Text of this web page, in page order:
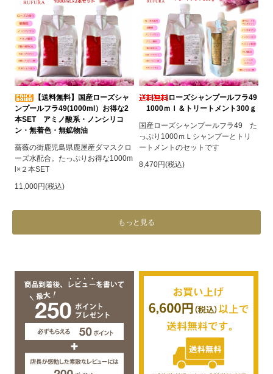
【送料無料】国産ローズシャ
ンプールフラ49(1000ml）お得な2
本SET アミノ酸系・ノンシリコ
ン・無着色・無鉱物油
薔薇の街鹿児島県鹿屋産ダマスクロ
ーズ水配合。たっぷりお得な1000m
l×２本SET
11,000円(税込)
ローズシャンプールフラ49
1000ｍｌ＆トリートメント300ｇ
国産ローズシャンプールフラ49 た
っぷり1000ｍＬシャンプーとトリ
ートメントのセットです
8,470円(税込)
もっと見る